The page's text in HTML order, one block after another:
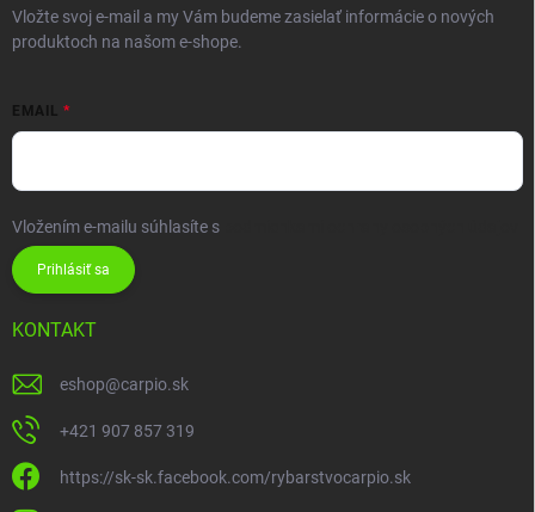
Vložte svoj e-mail a my Vám budeme zasielať informácie o nových
produktoch na našom e-shope.
EMAIL
Vložením e-mailu súhlasíte s
Prihlásiť sa
KONTAKT
eshop@carpio.sk
+421 907 857 319
https://sk-sk.facebook.com/rybarstvocarpio.sk